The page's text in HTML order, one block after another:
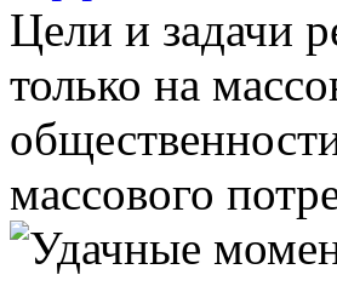
Цели и задачи
только на
массового